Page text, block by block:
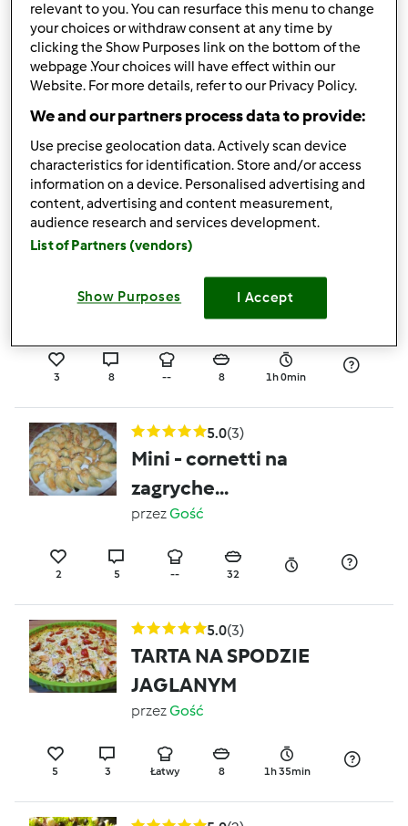
4 0 Łatwy 20 2h 30min
5.0(3)
Listki wielozbożowe z
wiosennymi ziołami
przezGość
11 8 -- 0
ŚWIĄTECZNA TARTA
gabi49
3 8 -- 8 1h 0min
5.0(3)
Mini - cornetti na
zagryche...
przezGość
2 5 -- 32
5.0(3)
TARTA NA SPODZIE
JAGLANYM
przezGość
5 3 Łatwy 8 1h 35min
relevant to you. You can resurface this menu to change
your choices or withdraw consent at any time by
clicking the Show Purposes link on the bottom of the
webpage .Your choices will have effect within our
Website. For more details, refer to our Privacy Policy.
We and our partners process data to provide:
Use precise geolocation data. Actively scan device
characteristics for identification. Store and/or access
information on a device. Personalised advertising and
content, advertising and content measurement,
audience research and services development.
List of Partners (vendors)
Show Purposes I Accept